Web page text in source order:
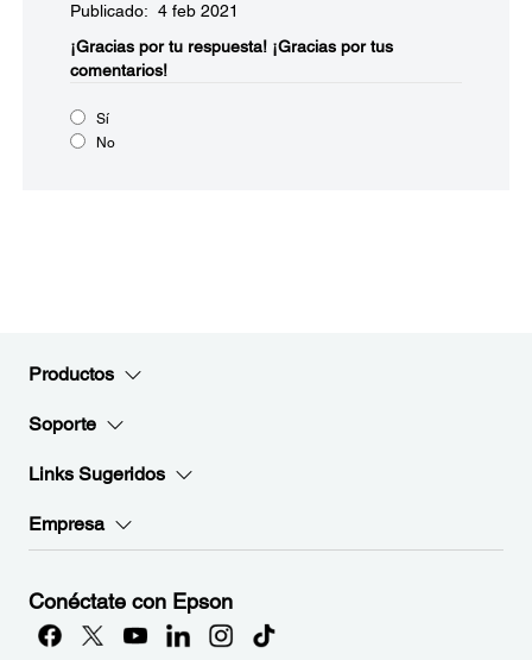
Publicado: 4 feb 2021
¡Gracias por tu respuesta! ¡Gracias por tus
comentarios!
Sí
No
Productos
Soporte
Links Sugeridos
Empresa
Conéctate con Epson